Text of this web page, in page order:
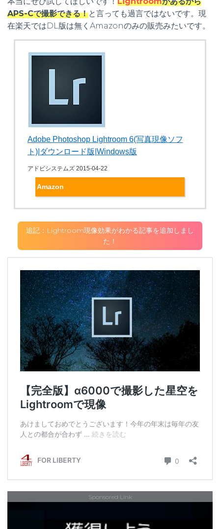
APS-Cで撮影できる！と言っても過言ではないです。現
在楽天ではDL版は無くAmazonのみの販売みたいです。
Adobe Photoshop Lightroom 6(写真現像ソフ
ト)|ダウンロード版|Windows版
アドビシステムズ 2015-04-22
Amazon
追記：Lightroom現像効果がわかる記事を追加しまし
た！
Sponsored Link